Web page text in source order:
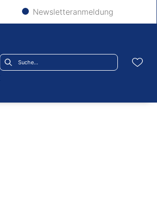
Newsletteranmeldung